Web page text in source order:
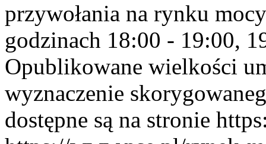
przywołania na rynku
godzinach 18:00 - 19:00,
Opublikowane wielkości
wyznaczenie
dostępne są na stronie